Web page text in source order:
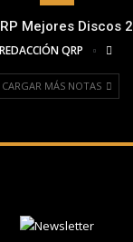
Mejores Discos
REDACCIÓN QRP
CARGAR MÁS NOTAS